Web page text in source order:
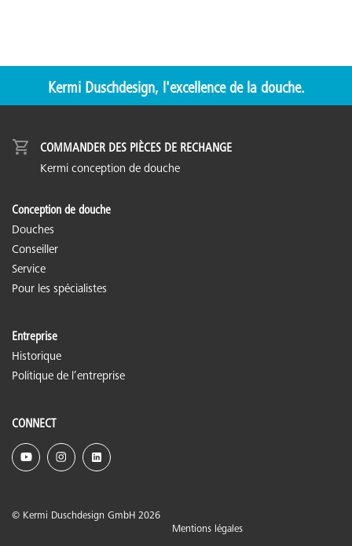
Kermi Duschdesign, l'excellence de la douche.
COMMANDER DES PIÈCES DE RECHANGE
Kermi conception de douche
Conception de douche
Douches
Conseiller
Service
Pour les spécialistes
Entreprise
Historique
Politique de l’entreprise
CONNECT
© Kermi Duschdesign GmbH 2026
Mentions légales